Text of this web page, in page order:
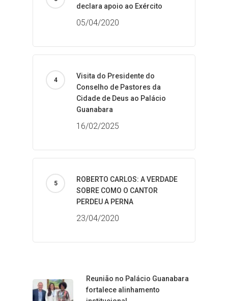
declara apoio ao Exército
05/04/2020
Visita do Presidente do
Conselho de Pastores da
Cidade de Deus ao Palácio
Guanabara
16/02/2025
ROBERTO CARLOS: A VERDADE
SOBRE COMO O CANTOR
PERDEU A PERNA
23/04/2020
Reunião no Palácio Guanabara
fortalece alinhamento